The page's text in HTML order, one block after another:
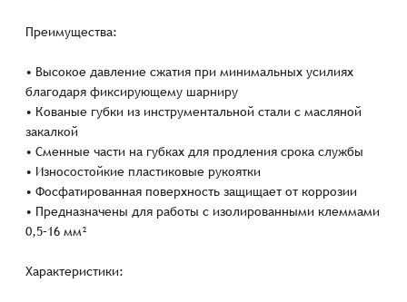
Преимущества:
• Высокое давление сжатия при минимальных усилиях
благодаря фиксирующему шарниру
• Кованые губки из инструментальной стали с масляной
закалкой
• Сменные части на губках для продления срока службы
• Износостойкие пластиковые рукоятки
• Фосфатированная поверхность защищает от коррозии
• Предназначены для работы с изолированными клеммами
0,5–16 мм²
Характеристики: